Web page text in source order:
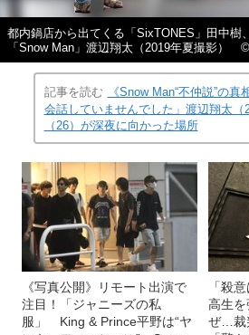
都内鍋店から出てくる「SixTONES」田中樹
「Snow Man」渡辺翔太（2019年夏撮影）
記事を読む
《Snow Man“不仲説”の
会話していませんでした」渡辺翔太（
（26）が深夜に向かった場所
《写真公開》リモート出演で
注目！「ジャニーズの私
服」 King & Prince平野は“ヤ
「殺
高生を
ぜ…裁